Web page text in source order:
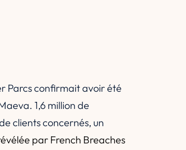
Parcs confirmait avoir été
1,6 million de
clients concernés, un
par French Breaches